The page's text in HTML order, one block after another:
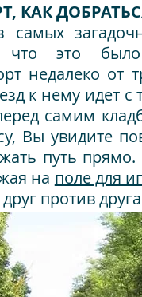
КАК
что это
недалеко от
к нему идет
самим
Вы увидите
путь прямо.
на поле для
против друга